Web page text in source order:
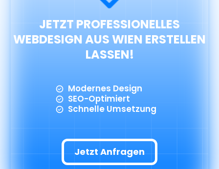
JETZT PROFESSIONELLES
WEBDESIGN AUS WIEN ERSTELLEN
LASSEN!
Modernes Design
SEO-Optimiert
Schnelle Umsetzung
Jetzt Anfragen